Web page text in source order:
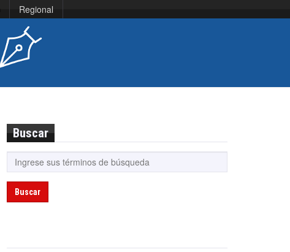
Regional
Buscar
Buscar